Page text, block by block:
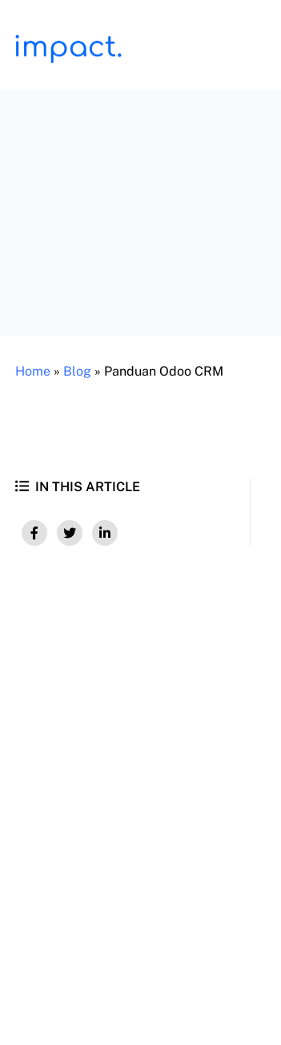
Home » Blog » Panduan Odoo CRM
IN THIS ARTICLE